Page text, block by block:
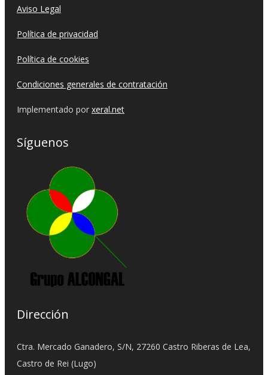
Aviso Legal
Política de privacidad
Política de cookies
Condiciones generales de contratación
Implementado por xeral.net
Síguenos
Dirección
Ctra. Mercado Ganadero, S/N, 27260 Castro Riberas de Lea,
Castro de Rei (Lugo)